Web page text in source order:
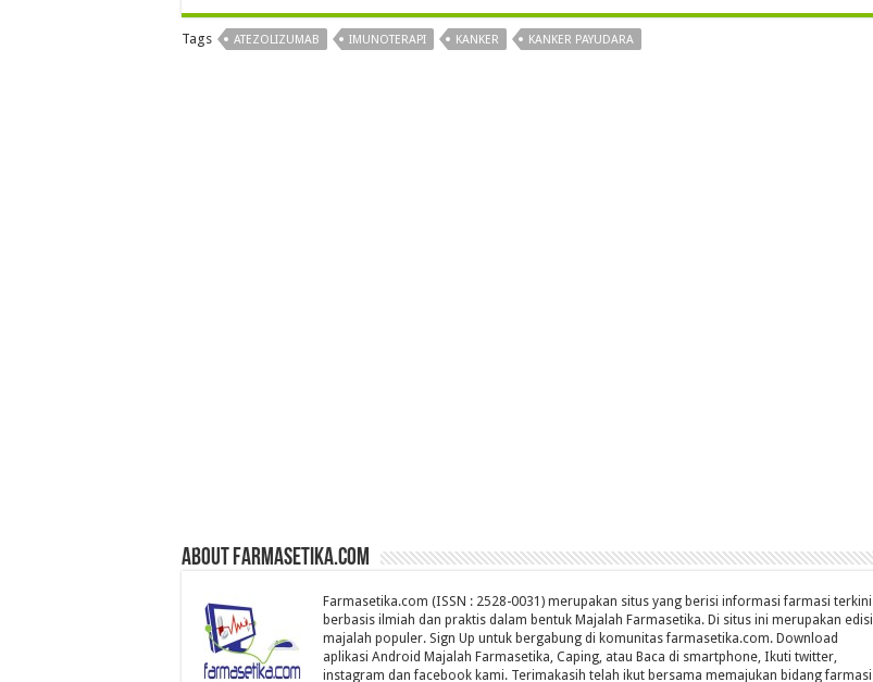
Tags ATEZOLIZUMAB IMUNOTERAPI KANKER KANKER PAYUDARA
About farmasetika.com
Farmasetika.com (ISSN : 2528-0031) merupakan situs yang berisi informasi farmasi terkini
berbasis ilmiah dan praktis dalam bentuk Majalah Farmasetika. Di situs ini merupakan edisi
majalah populer. Sign Up untuk bergabung di komunitas farmasetika.com. Download
aplikasi Android Majalah Farmasetika, Caping, atau Baca di smartphone, Ikuti twitter,
instagram dan facebook kami. Terimakasih telah ikut bersama memajukan bidang farmasi